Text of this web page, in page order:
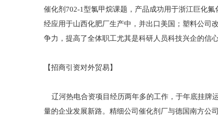
催化剂702-1型氯甲烷课题，产品成功用于浙江巨化
经应用于山西化肥厂生产中，并出口美国；塑料公司
争力，提高了全体职工尤其是科研人员科技兴企的信
【招商引资对外贸易】
辽河热电合资项目经历两年多的工作，于年底挂牌
量的企业发展新路。精细公司催化剂厂与德国南方公